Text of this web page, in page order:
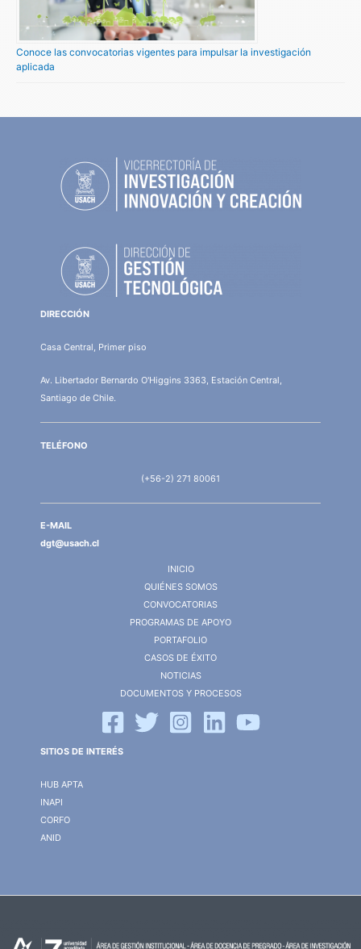
Conoce las convocatorias vigentes para impulsar la investigación
aplicada
DIRECCIÓN
Casa Central, Primer piso
Av. Libertador Bernardo O'Higgins 3363, Estación Central,
Santiago de Chile.
TELÉFONO
(+56-2) 271 80061
E-MAIL
dgt@usach.cl
INICIO
QUIÉNES SOMOS
CONVOCATORIAS
PROGRAMAS DE APOYO
PORTAFOLIO
CASOS DE ÉXITO
NOTICIAS
DOCUMENTOS Y PROCESOS
SITIOS DE INTERÉS
HUB APTA
INAPI
CORFO
ANID